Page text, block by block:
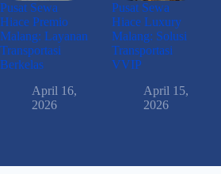
Pusat Sewa
Hiace Premio
Malang: Layanan
Transportasi
Berkelas
April 16,
2026
Pusat Sewa
Hiace Luxury
Malang: Solusi
Transportasi
VVIP
April 15,
2026